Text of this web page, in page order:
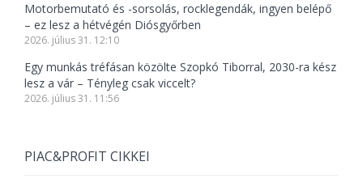
Motorbemutató és -sorsolás, rocklegendák, ingyen belépő
– ez lesz a hétvégén Diósgyőrben
2026. július 31. 12:10
Egy munkás tréfásan közölte Szopkó Tiborral, 2030-ra kész
lesz a vár – Tényleg csak viccelt?
2026. július 31. 11:56
PIAC&PROFIT CIKKEI